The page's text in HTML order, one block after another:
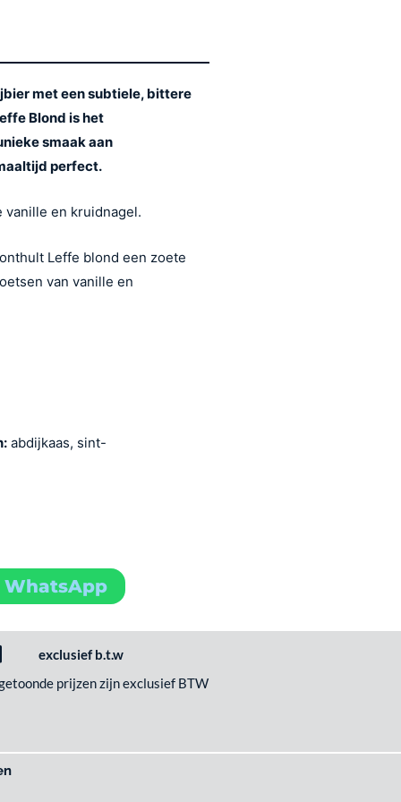
met een subtiele, bittere
Blond is het
smaak aan
perfect.
en kruidnagel.
Leffe blond een zoete
van vanille en
abdijkaas, sint-
WhatsApp
exclusief b.t.w
prijzen zijn exclusief BTW